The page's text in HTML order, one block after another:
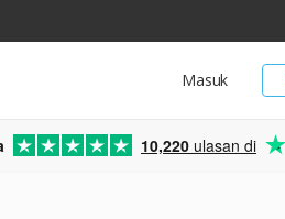
Masuk
10,220 ulasan di